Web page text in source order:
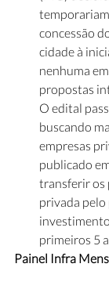
concessão
cidade à
nenhuma
propostas
O edital
buscando
empresas
publicado
transferir os
privada pelo
primeiros 5
Painel Infra